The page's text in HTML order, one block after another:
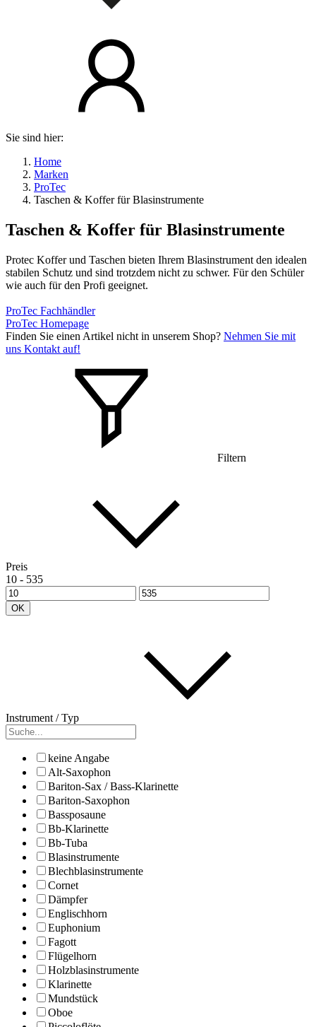
Sie sind hier:
Home
Marken
ProTec
Taschen & Koffer für Blasinstrumente
Taschen & Koffer für Blasinstrumente
Protec Koffer und Taschen bieten Ihrem Blasinstrument den idealen
stabilen Schutz und sind trotzdem nicht zu schwer. Für den Schüler
wie auch für den Profi geeignet.
ProTec Fachhändler
ProTec Homepage
Finden Sie einen Artikel nicht in unserem Shop? Nehmen Sie mit
uns Kontakt auf!
Filtern
Preis
10 - 535
OK
Instrument / Typ
keine Angabe
Alt-Saxophon
Bariton-Sax / Bass-Klarinette
Bariton-Saxophon
Bassposaune
Bb-Klarinette
Bb-Tuba
Blasinstrumente
Blechblasinstrumente
Cornet
Dämpfer
Englischhorn
Euphonium
Fagott
Flügelhorn
Holzblasinstrumente
Klarinette
Mundstück
Oboe